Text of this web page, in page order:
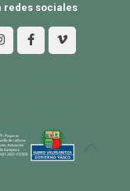
redes sociales